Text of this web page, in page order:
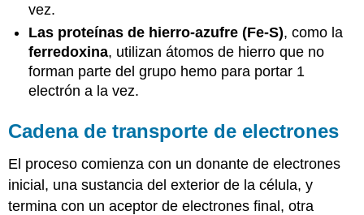
vez.
Las proteínas de hierro-azufre (Fe-S), como la
ferredoxina, utilizan átomos de hierro que no
forman parte del grupo hemo para portar 1
electrón a la vez.
Cadena de transporte de electrones
El proceso comienza con un donante de electrones
inicial, una sustancia del exterior de la célula, y
termina con un aceptor de electrones final, otra